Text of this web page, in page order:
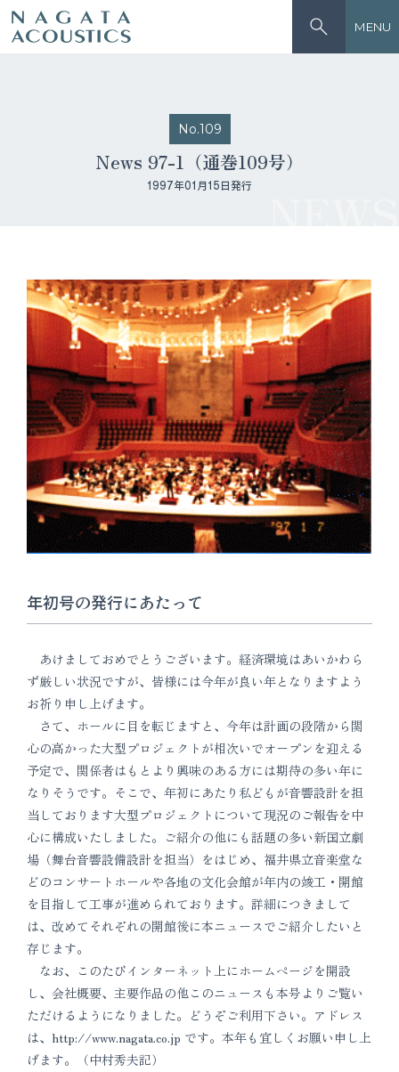
MENU
No.109
News 97-1（通巻109号）
1997年01月15日発行
年初号の発行にあたって
あけましておめでとうございます。経済環境はあいかわら
ず厳しい状況ですが、皆様には今年が良い年となりますよう
お祈り申し上げます。
さて、ホールに目を転じますと、今年は計画の段階から関
心の高かった大型プロジェクトが相次いでオープンを迎える
予定で、関係者はもとより興味のある方には期待の多い年に
なりそうです。そこで、年初にあたり私どもが音響設計を担
当しております大型プロジェクトについて現況のご報告を中
心に構成いたしました。ご紹介の他にも話題の多い新国立劇
場（舞台音響設備設計を担当）をはじめ、福井県立音楽堂な
どのコンサートホールや各地の文化会館が年内の竣工・開館
を目指して工事が進められております。詳細につきまして
は、改めてそれぞれの開館後に本ニュースでご紹介したいと
存じます。
なお、このたびインターネット上にホームページを開設
し、会社概要、主要作品の他このニュースも本号よりご覧い
ただけるようになりました。どうぞご利用下さい。アドレス
は、http://www.nagata.co.jp です。本年も宜しくお願い申し上
げます。（中村秀夫記）